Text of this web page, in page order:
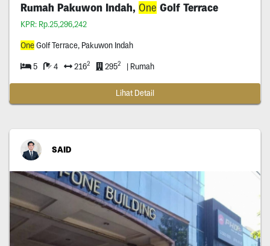
Rumah Pakuwon Indah, One Golf Terrace
KPR: Rp.25,296,242
OneGolf Terrace, Pakuwon Indah
5 4 2162 2952 | Rumah
Lihat Detail
SAID